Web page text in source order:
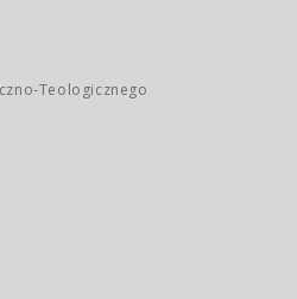
Teologicznego